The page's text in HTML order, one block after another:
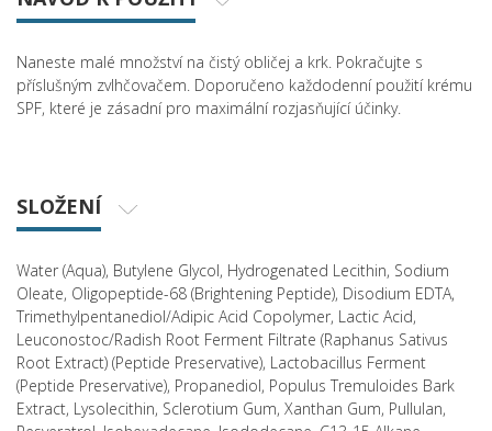
Naneste malé množství na čistý obličej a krk. Pokračujte s
příslušným zvlhčovačem. Doporučeno každodenní použití krému
SPF, které je zásadní pro maximální rozjasňující účinky.
SLOŽENÍ
Water (Aqua), Butylene Glycol, Hydrogenated Lecithin, Sodium
Oleate, Oligopeptide-68 (Brightening Peptide), Disodium EDTA,
Trimethylpentanediol/Adipic Acid Copolymer, Lactic Acid,
Leuconostoc/Radish Root Ferment Filtrate (Raphanus Sativus
Root Extract) (Peptide Preservative), Lactobacillus Ferment
(Peptide Preservative), Propanediol, Populus Tremuloides Bark
Extract, Lysolecithin, Sclerotium Gum, Xanthan Gum, Pullulan,